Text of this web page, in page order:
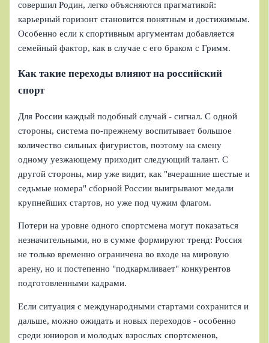
совершил Родин, легко объясняются прагматикой:
карьерный горизонт становится понятным и достижимым.
Особенно если к спортивным аргументам добавляется
семейный фактор, как в случае с его браком с Гримм.
Как такие переходы влияют на российский
спорт
Для России каждый подобный случай - сигнал. С одной
стороны, система по-прежнему воспитывает большое
количество сильных фигуристов, поэтому на смену
одному уезжающему приходит следующий талант. С
другой стороны, мир уже видит, как "вчерашние шестые и
седьмые номера" сборной России выигрывают медали
крупнейших стартов, но уже под чужим флагом.
Потери на уровне одного спортсмена могут показаться
незначительными, но в сумме формируют тренд: Россия
не только временно ограничена во входе на мировую
арену, но и постепенно "подкармливает" конкурентов
подготовленными кадрами.
Если ситуация с международными стартами сохранится и
дальше, можно ожидать и новых переходов - особенно
среди юниоров и молодых взрослых спортсменов,